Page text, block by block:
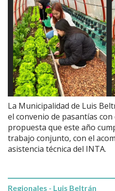
La Municipalidad de Luis
el convenio de pasantías con
propuesta que este año
trabajo conjunto, con el
asistencia técnica del INTA.
Regionales - Luis Beltrán